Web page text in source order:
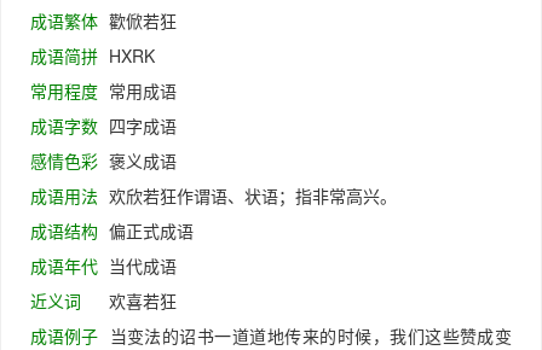
成语繁体 歡俽若狂
成语简拼 HXRK
常用程度 常用成语
成语字数 四字成语
感情色彩 褒义成语
成语用法 欢欣若狂作谓语、状语；指非常高兴。
成语结构 偏正式成语
成语年代 当代成语
近义词
欢喜若狂
成语例子 当变法的诏书一道道地传来的时候，我们这些赞成变